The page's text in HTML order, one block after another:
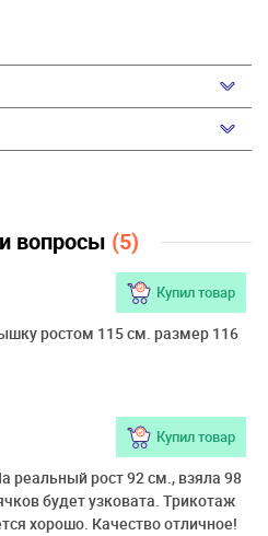
вопросы (5)
Купил товар
ростом 115 см. размер 116
Купил товар
реальный рост 92 см., взяла 98
будет узковата. Трикотаж
хорошо. Качество отличное!